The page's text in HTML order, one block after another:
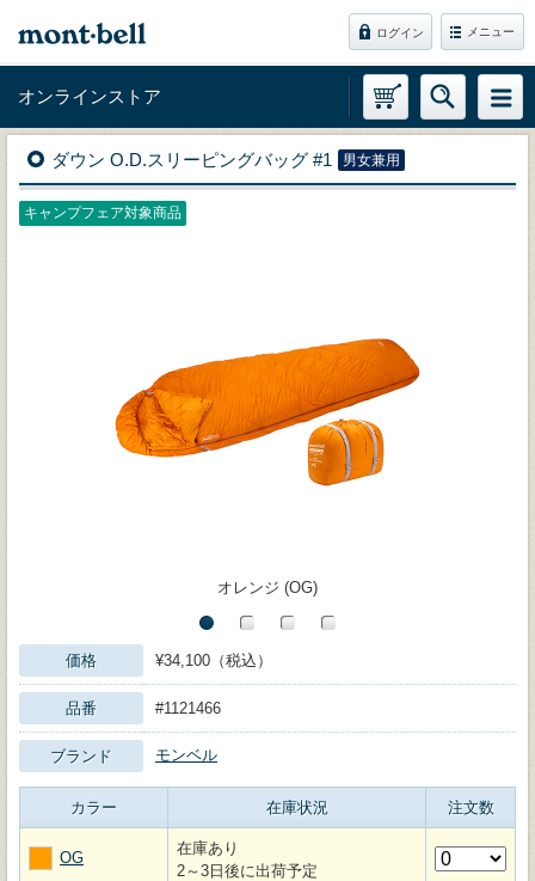
ログイン メニュー
オンラインストア
ダウン O.D.スリーピングバッグ #1 男女兼用
キャンプフェア対象商品
オレンジ (OG)
価格 ¥34,100（税込）
品番 #1121466
ブランド モンベル
カラー 在庫状況 注文数
OG
在庫あり
2～3日後に出荷予定